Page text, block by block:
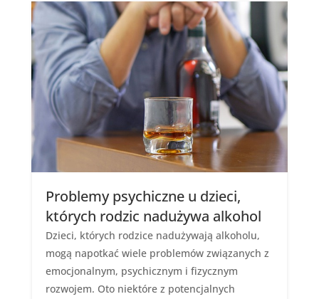
Problemy psychiczne u dzieci,
których rodzic nadużywa alkohol
Dzieci, których rodzice nadużywają alkoholu,
mogą napotkać wiele problemów związanych z
emocjonalnym, psychicznym i fizycznym
rozwojem. Oto niektóre z potencjalnych